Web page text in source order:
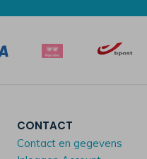
CONTACT
Contact en gegevens